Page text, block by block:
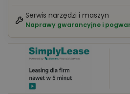
Serwis narzędzi i maszyn
Naprawy gwarancyjne i